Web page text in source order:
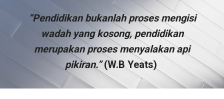
“Pendidikan bukanlah proses mengisi
wadah yang kosong, pendidikan
merupakan proses menyalakan api
pikiran.”(W.B Yeats)